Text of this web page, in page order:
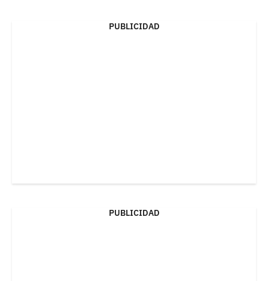
PUBLICIDAD
PUBLICIDAD